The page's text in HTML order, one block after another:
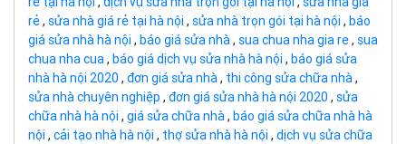
rẻ, sửa nhà giá rẻ tại hà nội , sửa nhà trọn gói tại hà nội , báo
giá sửa nhà hà nội , báo giá sửa nhà, sua chua nha gia re, sua
chua nha cua, báo giá dịch vụ sửa nhà hà nội , báo giá sửa
nhà hà nội 2020 , đơn giá sửa nhà, thi công sửa chữa nhà,
sửa nhà chuyên nghiệp , đơn giá sửa nhà hà nội 2020 , sửa
chữa nhà hà nội , giá sửa chữa nhà, báo giá sửa chữa nhà hà
nội , cải tạo nhà hà nội , thợ sửa nhà hà nội , dịch vụ sửa chữa